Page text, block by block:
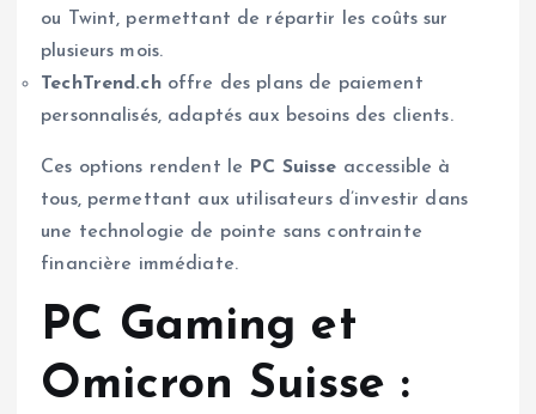
ou Twint, permettant de répartir les coûts sur
plusieurs mois.
TechTrend.choffre des plans de paiement
personnalisés, adaptés aux besoins des clients.
Ces options rendent le PC Suisse accessible à
tous, permettant aux utilisateurs d’investir dans
une technologie de pointe sans contrainte
financière immédiate.
PC Gaming et
Omicron Suisse :